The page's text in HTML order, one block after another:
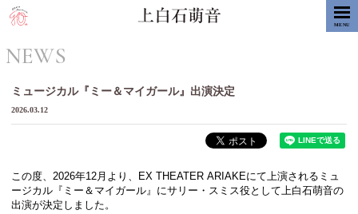
MENU
NEWS
ミュージカル『ミー＆マイガール』出演決定
2026.03.12
この度、2026年12月より、EX THEATER ARIAKEにて上演されるミュ
ージカル『ミー＆マイガール』にサリー・スミス役として上白石萌音の
出演が決定しました。